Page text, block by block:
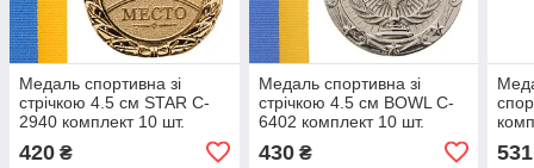
Медаль спортивна зі
стрічкою 4.5 см STAR C-
2940 комплект 10 шт.
420 ₴
Медаль спортивна зі
стрічкою 4.5 см BOWL C-
6402 комплект 10 шт.
430₴ 531